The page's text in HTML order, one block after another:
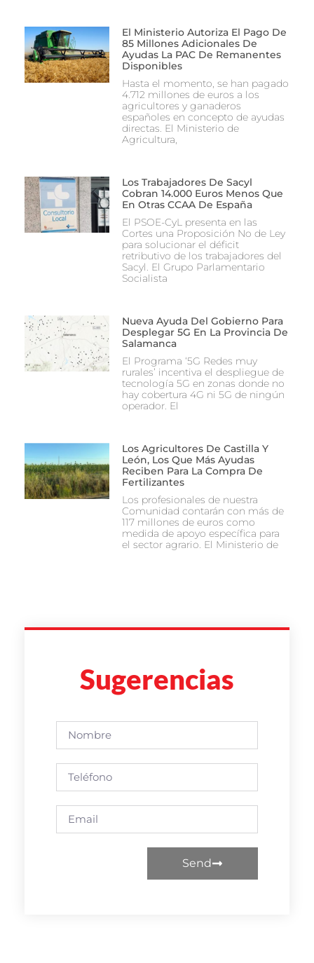
El Ministerio Autoriza El Pago De
85 Millones Adicionales De
Ayudas La PAC De Remanentes
Disponibles
Hasta el momento, se han pagado
4.712 millones de euros a los
agricultores y ganaderos
españoles en concepto de ayudas
directas. El Ministerio de
Agricultura,
Los Trabajadores De Sacyl
Cobran 14.000 Euros Menos Que
En Otras CCAA De España
El PSOE-CyL presenta en las
Cortes una Proposición No de Ley
para solucionar el déficit
retributivo de los trabajadores del
Sacyl. El Grupo Parlamentario
Socialista
Nueva Ayuda Del Gobierno Para
Desplegar 5G En La Provincia De
Salamanca
El Programa ‘5G Redes muy
rurales’ incentiva el despliegue de
tecnología 5G en zonas donde no
hay cobertura 4G ni 5G de ningún
operador. El
Los Agricultores De Castilla Y
León, Los Que Más Ayudas
Reciben Para La Compra De
Fertilizantes
Los profesionales de nuestra
Comunidad contarán con más de
117 millones de euros como
medida de apoyo específica para
el sector agrario. El Ministerio de
Sugerencias
Send